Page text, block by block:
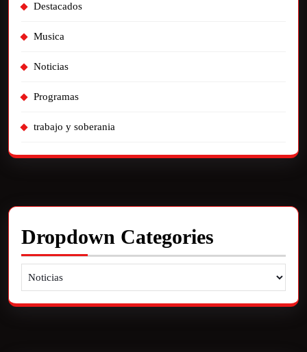
Destacados
Musica
Noticias
Programas
trabajo y soberania
Dropdown Categories